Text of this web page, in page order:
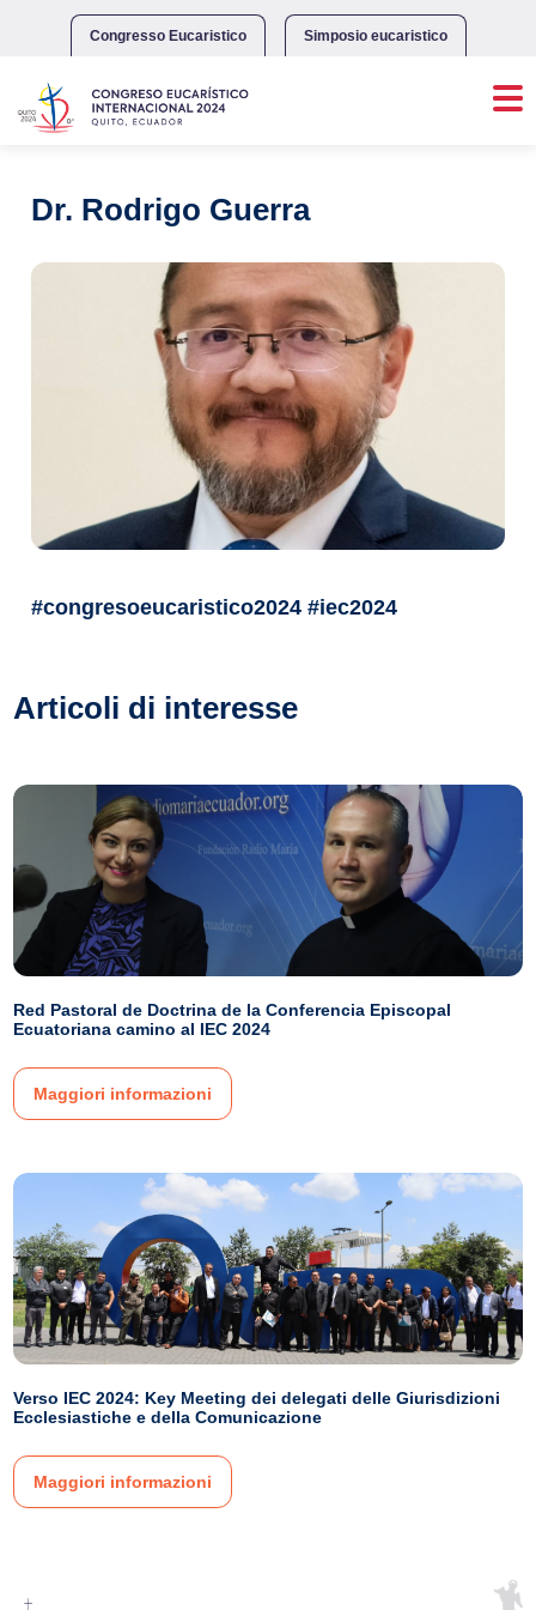
Congresso Eucaristico Simposio eucaristico
Dr. Rodrigo Guerra
#congresoeucaristico2024 #iec2024
Articoli di interesse
Red Pastoral de Doctrina de la Conferencia Episcopal
Ecuatoriana camino al IEC 2024
Maggiori informazioni
Verso IEC 2024: Key Meeting dei delegati delle Giurisdizioni
Ecclesiastiche e della Comunicazione
Maggiori informazioni